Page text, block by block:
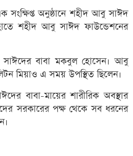
সংক্ষিপ্ত অনুষ্ঠানে শহীদ আবু সাঈদ
শহীদ আবু সাঈদ ফাউন্ডেশনের
বাবা মকবুল হোসেন। আবু
মিয়াও এ সময় উপস্থিত ছিলেন।
বাবা-মায়ের শারীরিক অবস্থার
সরকারের পক্ষ থেকে সব ধরনের